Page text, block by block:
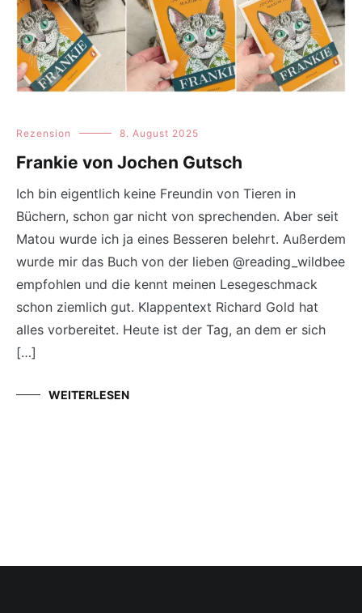
Rezension 8. August 2025
Frankie von Jochen Gutsch
Ich bin eigentlich keine Freundin von Tieren in
Büchern, schon gar nicht von sprechenden. Aber seit
Matou wurde ich ja eines Besseren belehrt. Außerdem
wurde mir das Buch von der lieben @reading_wildbee
empfohlen und die kennt meinen Lesegeschmack
schon ziemlich gut. Klappentext Richard Gold hat
alles vorbereitet. Heute ist der Tag, an dem er sich
[…]
WEITERLESEN